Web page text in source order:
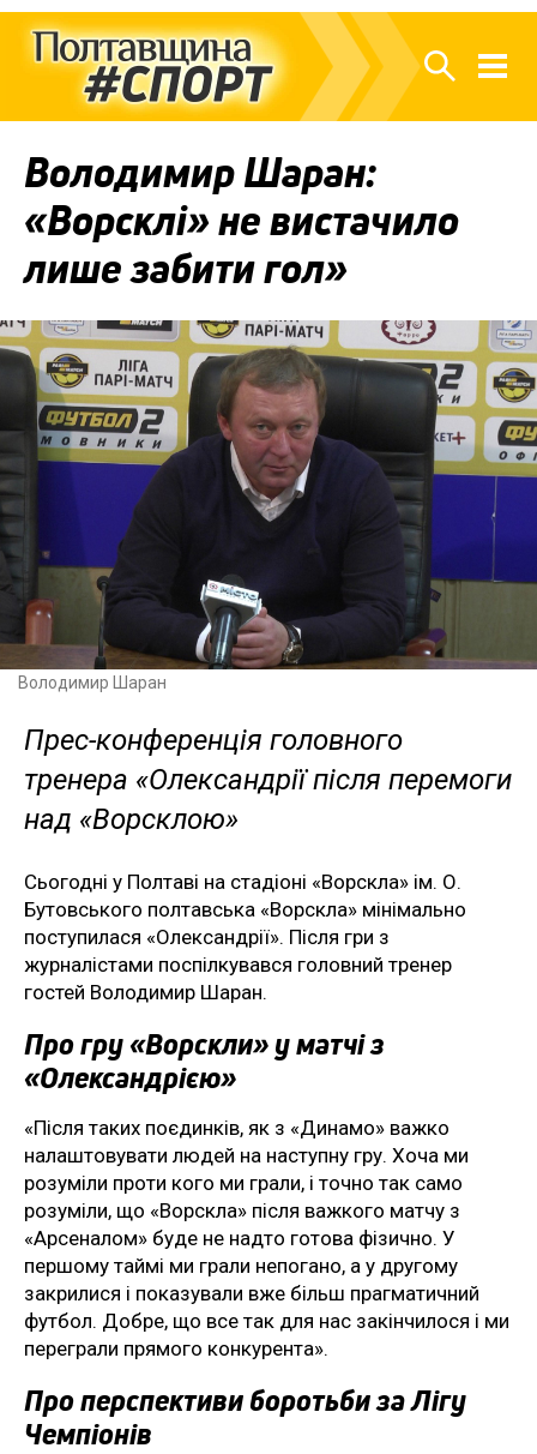
Володимир Шаран:
«Ворсклі» не вистачило
лише забити гол»
Володимир Шаран
Прес-конференція головного
тренера «Олександрії після перемоги
над «Ворсклою»
Сьогодні у Полтаві на стадіоні «Ворскла» ім. О.
Бутовського полтавська «Ворскла» мінімально
поступилася «Олександрії». Після гри з
журналістами поспілкувався головний тренер
гостей Володимир Шаран.
Про гру «Ворскли» у матчі з
«Олександрією»
«Після таких поєдинків, як з «Динамо» важко
налаштовувати людей на наступну гру. Хоча ми
розуміли проти кого ми грали, і точно так само
розуміли, що «Ворскла» після важкого матчу з
«Арсеналом» буде не надто готова фізично. У
першому таймі ми грали непогано, а у другому
закрилися і показували вже більш прагматичний
футбол. Добре, що все так для нас закінчилося і ми
переграли прямого конкурента».
Про перспективи боротьби за Лігу
Чемпіонів